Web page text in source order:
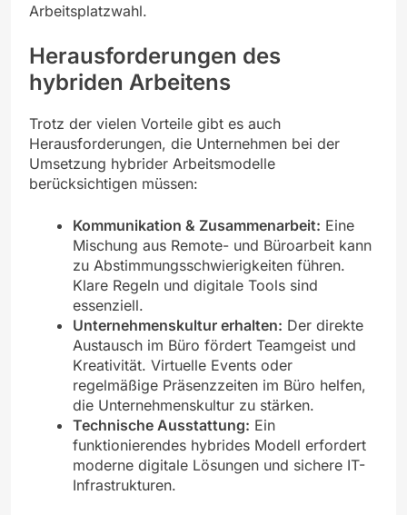
Arbeitsplatzwahl.
Herausforderungen des
hybriden Arbeitens
Trotz der vielen Vorteile gibt es auch
Herausforderungen, die Unternehmen bei der
Umsetzung hybrider Arbeitsmodelle
berücksichtigen müssen:
Kommunikation & Zusammenarbeit: Eine
Mischung aus Remote- und Büroarbeit kann
zu Abstimmungsschwierigkeiten führen.
Klare Regeln und digitale Tools sind
essenziell.
Unternehmenskultur erhalten: Der direkte
Austausch im Büro fördert Teamgeist und
Kreativität. Virtuelle Events oder
regelmäßige Präsenzzeiten im Büro helfen,
die Unternehmenskultur zu stärken.
Technische Ausstattung: Ein
funktionierendes hybrides Modell erfordert
moderne digitale Lösungen und sichere IT-
Infrastrukturen.